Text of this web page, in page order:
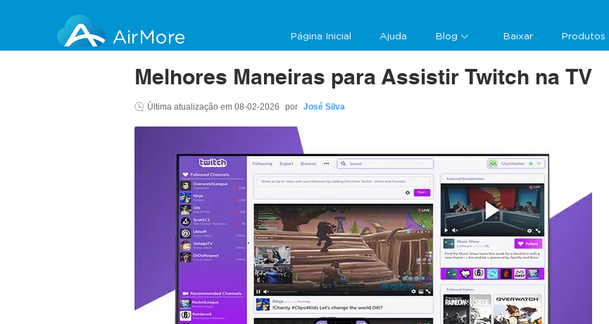
AirMore Página Inicial Ajuda Blog Baixar Produtos
Melhores Maneiras para Assistir Twitch na TV
Última atualização em 08-02-2026 por José Silva